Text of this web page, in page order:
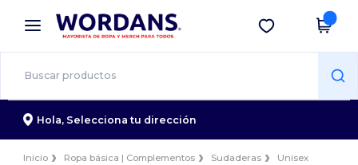
× App de Wordans
¡Mejores precios en app!
Descargar app
Hola, Selecciona tu dirección
Inicio Ropa básica | Complementos Sudaderas
Unisex